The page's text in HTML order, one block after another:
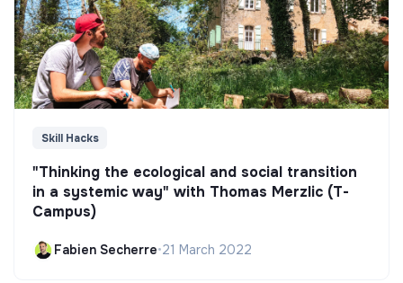
Skill Hacks
"Thinking the ecological and social transition
in a systemic way" with Thomas Merzlic (T-
Campus)
Fabien Secherre•21 March 2022